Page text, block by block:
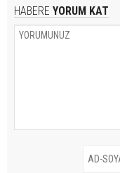
HABERE YORUM KAT